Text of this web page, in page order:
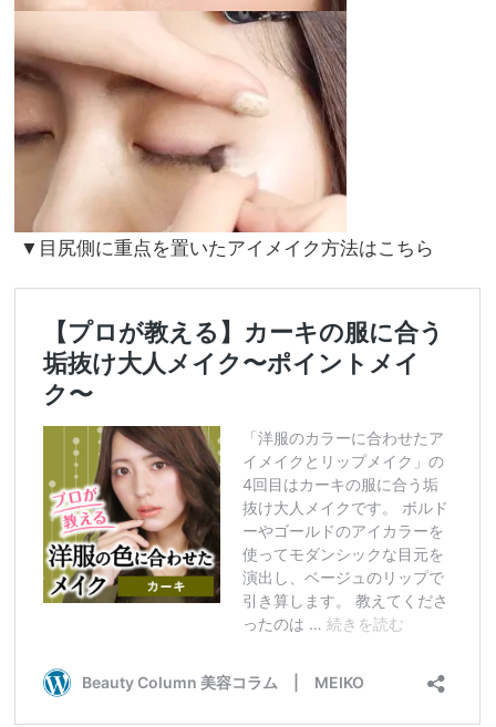
▼目尻側に重点を置いたアイメイク方法はこちら